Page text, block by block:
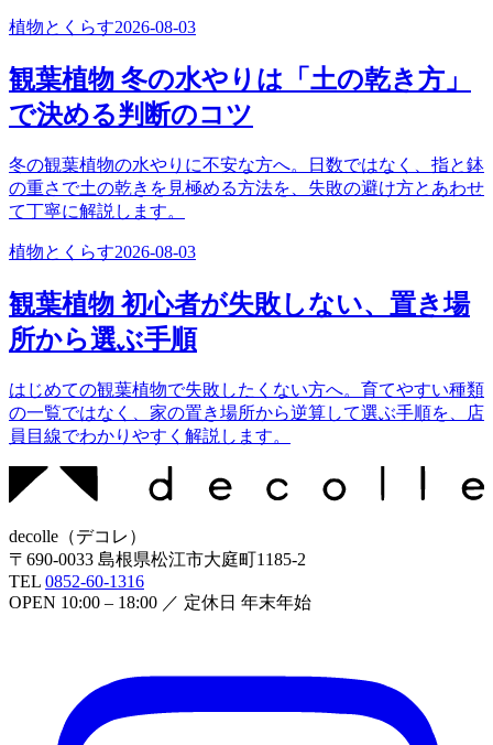
植物とくらす2026-08-03
観葉植物 冬の水やりは「土の乾き方」
で決める判断のコツ
冬の観葉植物の水やりに不安な方へ。日数ではなく、指と鉢
の重さで土の乾きを見極める方法を、失敗の避け方とあわせ
て丁寧に解説します。
植物とくらす2026-08-03
観葉植物 初心者が失敗しない、置き場
所から選ぶ手順
はじめての観葉植物で失敗したくない方へ。育てやすい種類
の一覧ではなく、家の置き場所から逆算して選ぶ手順を、店
員目線でわかりやすく解説します。
decolle （デコレ ）
〒 690-0033 島根県松江市大庭町1185-2
TEL 0852-60-1316
OPEN 10:00 – 18:00 ／ 定休日 年末年始